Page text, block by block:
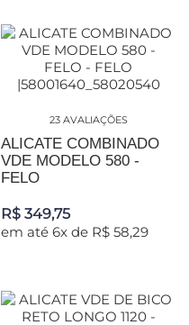
23 AVALIAÇÕES
ALICATE COMBINADO
VDE MODELO 580 -
FELO
R$ 349,75
em até 6x de R$ 58,29